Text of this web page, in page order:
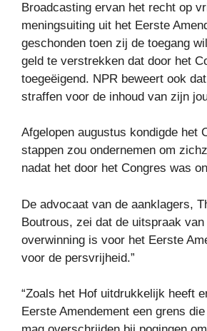
Broadcasting ervan het recht op
meningsuiting uit het Eerste
geschonden toen zij de toegang
geld te verstrekken dat door het
toegeëigend. NPR beweert ook
straffen voor de inhoud van zijn
Afgelopen augustus kondigde het
stappen zou ondernemen om
nadat het door het Congres was
De advocaat van de aanklagers,
Boutrous, zei dat de uitspraak van
overwinning is voor het Eerste
voor de persvrijheid.”
“Zoals het Hof uitdrukkelijk heeft
Eerste Amendement een grens